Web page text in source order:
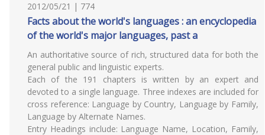
2012/05/21 | 774
Facts about the world's languages : an encyclopedia
of the world's major languages, past a
An authoritative source of rich, structured data for both the
general public and linguistic experts.
Each of the 191 chapters is written by an expert and
devoted to a single language. Three indexes are included for
cross reference: Language by Country, Language by Family,
Language by Alternate Names.
Entry Headings include: Language Name, Location, Family,